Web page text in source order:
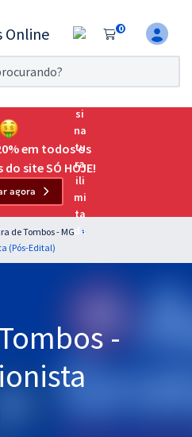
0
por 7 dias!
o Exame da
as principais
em todos os
site SÓ HOJE!
agora
de Tombos - MG
(Pós-Edital)
-